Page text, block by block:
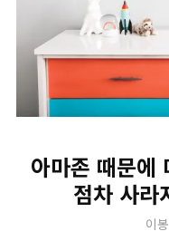
아마존 때문에
점차 사라
이